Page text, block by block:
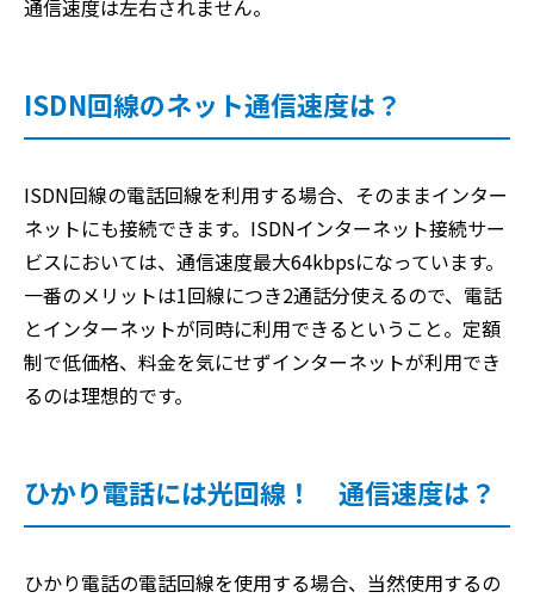
通信速度は左右されません。
ISDN回線のネット通信速度は？
ISDN回線の電話回線を利用する場合、そのままインター
ネットにも接続できます。ISDNインターネット接続サー
ビスにおいては、通信速度最大64kbpsになっています。
一番のメリットは1回線につき2通話分使えるので、電話
とインターネットが同時に利用できるということ。定額
制で低価格、料金を気にせずインターネットが利用でき
るのは理想的です。
ひかり電話には光回線！ 通信速度は？
ひかり電話の電話回線を使用する場合、当然使用するの